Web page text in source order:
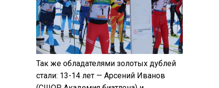
Так же обладателями золотых дублей
стали: 13-14 лет — Арсений Иванов